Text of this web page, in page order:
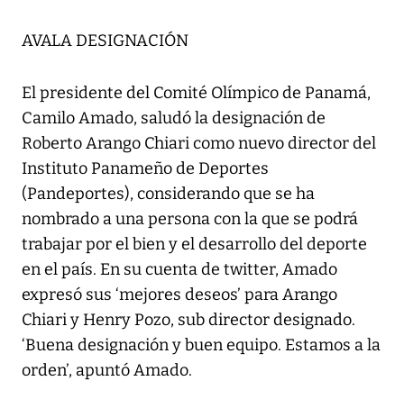
AVALA DESIGNACIÓN
El presidente del Comité Olímpico de Panamá,
Camilo Amado, saludó la designación de
Roberto Arango Chiari como nuevo director del
Instituto Panameño de Deportes
(Pandeportes), considerando que se ha
nombrado a una persona con la que se podrá
trabajar por el bien y el desarrollo del deporte
en el país. En su cuenta de twitter, Amado
expresó sus ‘mejores deseos’ para Arango
Chiari y Henry Pozo, sub director designado.
‘Buena designación y buen equipo. Estamos a la
orden’, apuntó Amado.